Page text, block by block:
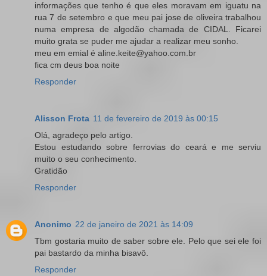
informações que tenho é que eles moravam em iguatu na
rua 7 de setembro e que meu pai jose de oliveira trabalhou
numa empresa de algodão chamada de CIDAL. Ficarei
muito grata se puder me ajudar a realizar meu sonho.
meu em emial é aline.keite@yahoo.com.br
fica cm deus boa noite
Responder
Alisson Frota 11 de fevereiro de 2019 às 00:15
Olá, agradeço pelo artigo.
Estou estudando sobre ferrovias do ceará e me serviu
muito o seu conhecimento.
Gratidão
Responder
Anonimo 22 de janeiro de 2021 às 14:09
Tbm gostaria muito de saber sobre ele. Pelo que sei ele foi
pai bastardo da minha bisavô.
Responder